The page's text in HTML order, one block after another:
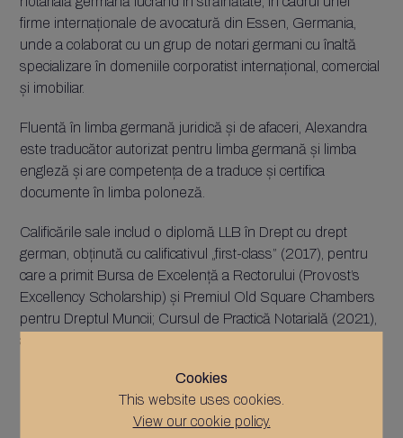
Cookies
This website uses cookies.
View our cookie policy.
firme internaționale de avocatură din Essen, Germania,
unde a colaborat cu un grup de notari germani cu înaltă
specializare în domeniile corporatist internațional, comercial
și imobiliar.
Fluentă în limba germană juridică și de afaceri, Alexandra
este traducător autorizat pentru limba germană și limba
engleză și are competența de a traduce și certifica
documente în limba poloneză.
Calificările sale includ o diplomă LLB în Drept cu drept
german, obținută cu calificativul „first-class” (2017), pentru
care a primit Bursa de Excelență a Rectorului (Provost’s
Excellency Scholarship) și Premiul Old Square Chambers
pentru Dreptul Muncii; Cursul de Practică Notarială (2021),
ambele absolvite la University College London; precum și
Linguists (2022), considerată standardul de aur în
domeniul traducerilor.